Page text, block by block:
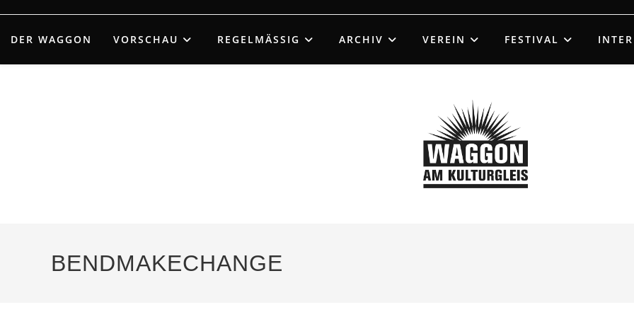
springen
DER WAGGON VORSCHAU REGELMÄSSIG ARCHIV VEREIN FESTIVAL
BENDMAKECHANGE